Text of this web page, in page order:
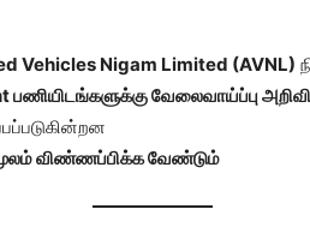
Vehicles Nigam Limited (AVNL)
வேலைவாய்ப்பு
விண்ணப்பிக்க வேண்டும்